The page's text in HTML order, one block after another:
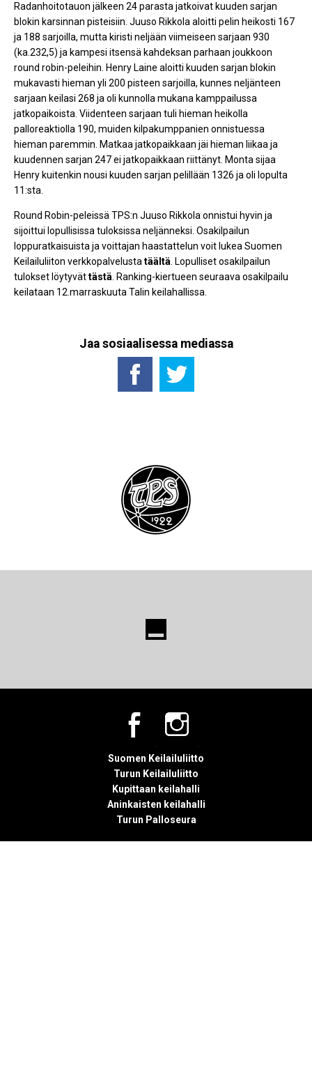
Radanhoitotauon jälkeen 24 parasta jatkoivat kuuden sarjan
blokin karsinnan pisteisiin. Juuso Rikkola aloitti pelin heikosti 167
ja 188 sarjoilla, mutta kiristi neljään viimeiseen sarjaan 930
(ka.232,5) ja kampesi itsensä kahdeksan parhaan joukkoon
round robin-peleihin. Henry Laine aloitti kuuden sarjan blokin
mukavasti hieman yli 200 pisteen sarjoilla, kunnes neljänteen
sarjaan keilasi 268 ja oli kunnolla mukana kamppailussa
jatkopaikoista. Viidenteen sarjaan tuli hieman heikolla
palloreaktiolla 190, muiden kilpakumppanien onnistuessa
hieman paremmin. Matkaa jatkopaikkaan jäi hieman liikaa ja
kuudennen sarjan 247 ei jatkopaikkaan riittänyt. Monta sijaa
Henry kuitenkin nousi kuuden sarjan pelillään 1326 ja oli lopulta
11:sta.
Round Robin-peleissä TPS:n Juuso Rikkola onnistui hyvin ja
sijoittui lopullisissa tuloksissa neljänneksi. Osakilpailun
loppuratkaisuista ja voittajan haastattelun voit lukea Suomen
Keilailuliiton verkkopalvelustatäältä. Lopulliset osakilpailun
tulokset löytyvättästä. Ranking-kiertueen seuraava osakilpailu
keilataan 12.marraskuuta Talin keilahallissa.
Jaa sosiaalisessa mediassa
Suomen Keilailuliitto
Turun Keilailuliitto
Kupittaan keilahalli
Aninkaisten keilahalli
Turun Palloseura